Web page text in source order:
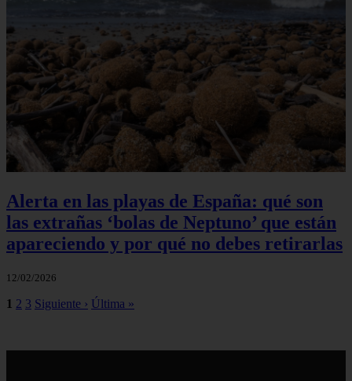
Alerta en las playas de España: qué son
las extrañas ‘bolas de Neptuno’ que están
apareciendo y por qué no debes retirarlas
12/02/2026
1 2 3 Siguiente › Última »